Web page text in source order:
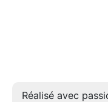
Réalisé avec